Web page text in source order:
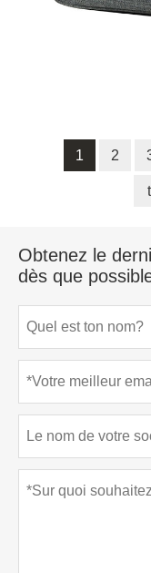
1 2
Obtenez le
dès que